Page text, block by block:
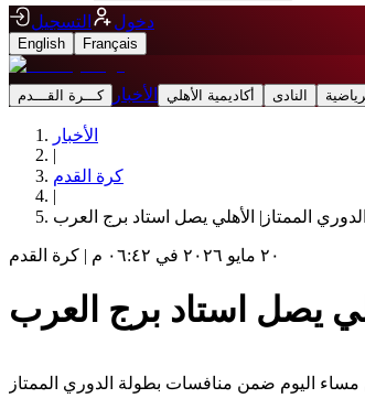
دخول التسجيل
English Français
كـــرة القـــدم الأخبار أكاديمية الأهلي النادى
الأخبار
|
كرة القدم
|
الدوري الممتاز| الأهلي يصل استاد برج العرب
٢٠ مايو ٢٠٢٦ في ٠٦:٤٢ م | كرة القدم
يصل استاد برج العرب